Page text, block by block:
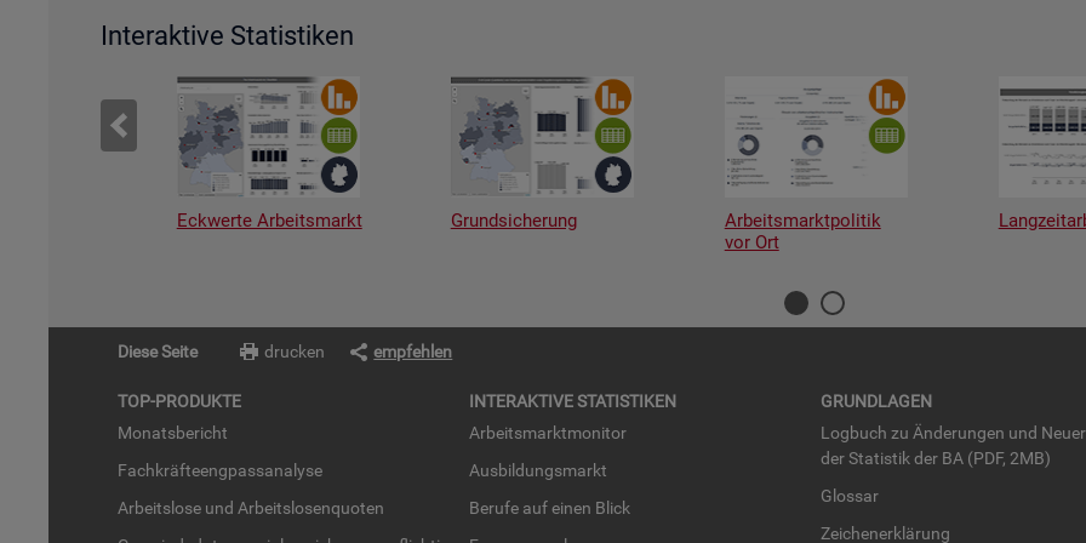
Interaktive Statistiken
Eckwerte Arbeitsmarkt Grundsicherung
Arbeitsmarktpolitik
vor Ort
Diese Seite drucken empfehlen
TOP-PRO­DUK­TE
Mo­nats­be­richt
Fach­kräf­te­eng­pass­ana­ly­se
Ar­beits­lo­se und Ar­beits­lo­sen­quo­ten
IN­TER­AK­TI­VE STA­TIS­TI­KEN
Ar­beits­markt­mo­ni­tor
Aus­bil­dungs­markt
Be­ru­fe auf einen Blick
GRUND­LA­GEN
Log­buch zu Än­de­run­gen und
der Sta­tis­tik der BA (PDF, 2MB)
Glos­sar
Zei­chen­er­klä­rung